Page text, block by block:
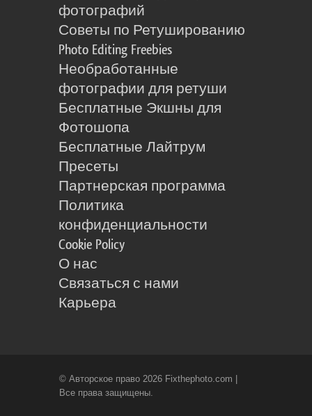
фотографий
Советы по Ретушированию
Photo Editing Freebies
Необработанные
фотографии для ретуши
Бесплатные Экшны для
Фотошопа
Бесплатные Лайтрум
Пресеты
Партнерская программа
Политика
конфиденциальности
Cookie Policy
О нас
Связаться с нами
Карьера
© Авторское право 2026 Fixthephoto.com |
Все права защищены.